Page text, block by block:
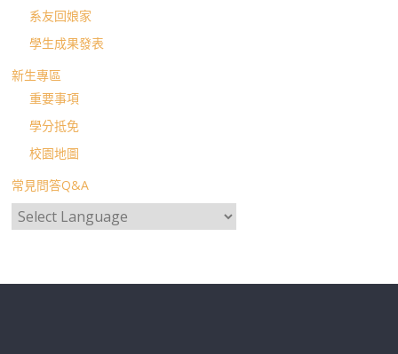
系友回娘家
學生成果發表
新生專區
重要事項
學分抵免
校園地圖
常見問答Q&A